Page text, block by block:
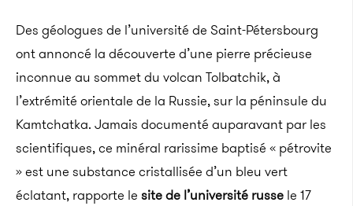
Des géologues de l’université de Saint-Pétersbourg
ont annoncé la découverte d’une pierre précieuse
inconnue au sommet du volcan Tolbatchik, à
l’extrémité orientale de la Russie, sur la péninsule du
Kamtchatka. Jamais documenté auparavant par les
scientifiques, ce minéral rarissime baptisé « pétrovite
» est une substance cristallisée d’un bleu vert
éclatant, rapporte le site de l’université russe le 17